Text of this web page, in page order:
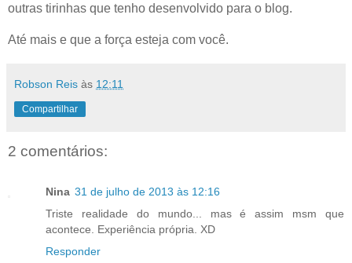
outras tirinhas que tenho desenvolvido para o blog.
Até mais e que a força esteja com você.
Robson Reis às 12:11
Compartilhar
2 comentários:
Nina 31 de julho de 2013 às 12:16
Triste realidade do mundo... mas é assim msm que
acontece. Experiência própria. XD
Responder